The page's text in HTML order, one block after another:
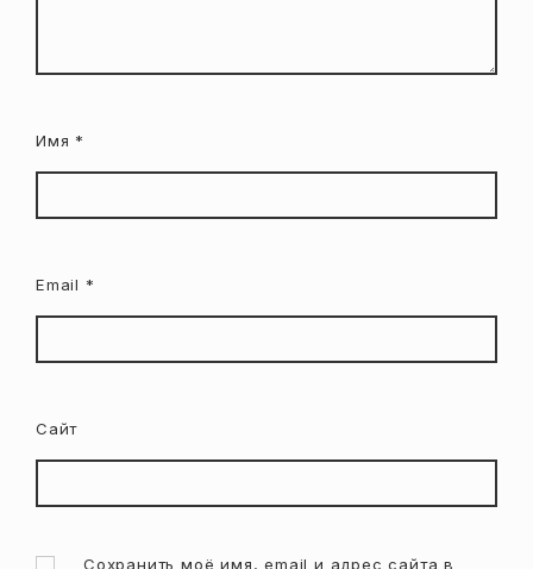
Имя *
Email *
Сайт
Сохранить моё имя, email и адрес сайта в